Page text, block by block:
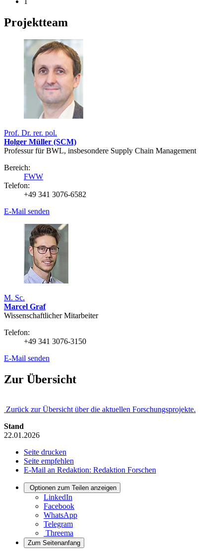
Projektteam
Prof. Dr. rer. pol.
Holger Müller (SCM)
Professur für BWL, insbesondere Supply Chain Management
Bereich:
FWW
Telefon:
+49 341 3076-6582
E-Mail senden
M. Sc.
Marcel Graf
Wissenschaftlicher Mitarbeiter
Telefon:
+49 341 3076-3150
E-Mail senden
Zur Übersicht
Zurück zur Übersicht über die aktuellen Forschungsprojekte.
Stand
22.01.2026
Seite drucken
Seite empfehlen
E-Mail an Redaktion: Redaktion Forschen
Optionen zum Teilen anzeigen
LinkedIn
Facebook
WhatsApp
Telegram
Threema
Zum Seitenanfang